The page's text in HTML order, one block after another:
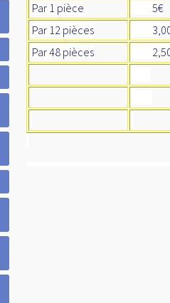
Par 1 pièce
5€
Par 12 pièces
Par 48 pièces